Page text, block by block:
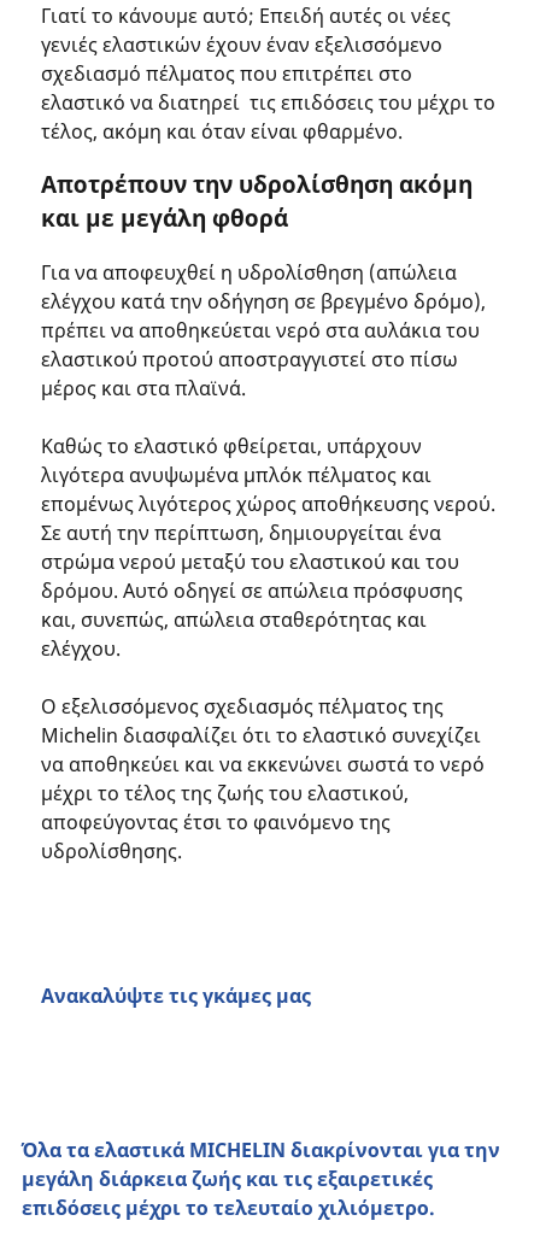
Γιατί το κάνουμε αυτό; Επειδή αυτές οι νέες
γενιές ελαστικών έχουν έναν εξελισσόμενο
σχεδιασμό πέλματος που επιτρέπει στο
ελαστικό να διατηρεί τις επιδόσεις του μέχρι το
τέλος, ακόμη και όταν είναι φθαρμένο.
Αποτρέπουν την υδρολίσθηση ακόμη
και με μεγάλη φθορά
Για να αποφευχθεί η υδρολίσθηση (απώλεια
ελέγχου κατά την οδήγηση σε βρεγμένο δρόμο),
πρέπει να αποθηκεύεται νερό στα αυλάκια του
ελαστικού προτού αποστραγγιστεί στο πίσω
μέρος και στα πλαϊνά.
Καθώς το ελαστικό φθείρεται, υπάρχουν
λιγότερα ανυψωμένα μπλόκ πέλματος και
επομένως λιγότερος χώρος αποθήκευσης νερού.
Σε αυτή την περίπτωση, δημιουργείται ένα
στρώμα νερού μεταξύ του ελαστικού και του
δρόμου. Αυτό οδηγεί σε απώλεια πρόσφυσης
και, συνεπώς, απώλεια σταθερότητας και
ελέγχου.
Ο εξελισσόμενος σχεδιασμός πέλματος της
Michelin διασφαλίζει ότι το ελαστικό συνεχίζει
να αποθηκεύει και να εκκενώνει σωστά το νερό
μέχρι το τέλος της ζωής του ελαστικού,
αποφεύγοντας έτσι το φαινόμενο της
υδρολίσθησης.
Ανακαλύψτε τις γκάμες μας
Όλα τα ελαστικά MICHELIN διακρίνονται για την
μεγάλη διάρκεια ζωής και τις εξαιρετικές
επιδόσεις μέχρι το τελευταίο χιλιόμετρο.